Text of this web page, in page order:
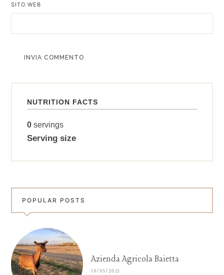
SITO WEB
NUTRITION FACTS
0 servings
Serving size
POPULAR POSTS
Azienda Agricola Baietta
18/05/2021